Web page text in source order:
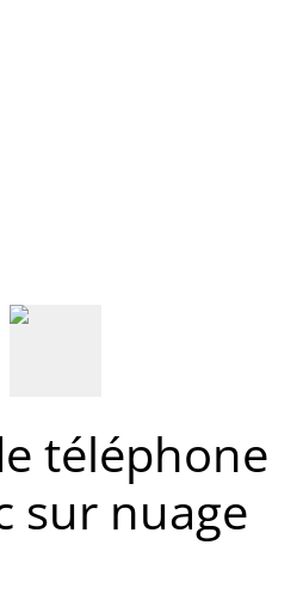
téléphone
sur nuage